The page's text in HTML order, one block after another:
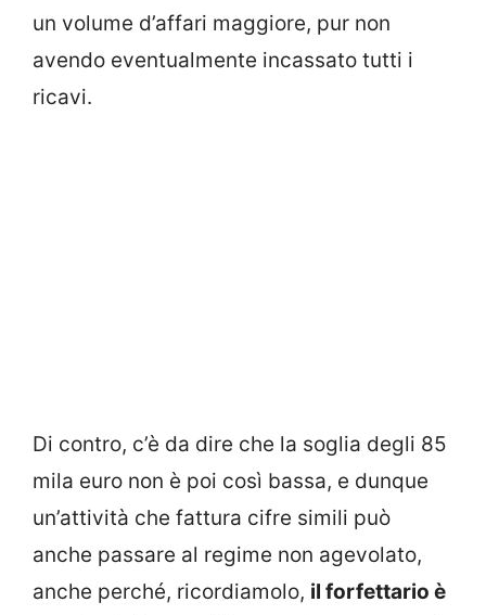
un volume d’affari maggiore, pur non
avendo eventualmente incassato tutti i
ricavi.
Di contro, c’è da dire che la soglia degli 85
mila euro non è poi così bassa, e dunque
un’attività che fattura cifre simili può
anche passare al regime non agevolato,
anche perché, ricordiamolo, il forfettario è